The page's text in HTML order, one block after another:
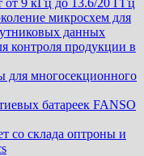
микросхем для
данных
контроля продукции в
для многосекционного
батареек FANSO
со склада оптроны и